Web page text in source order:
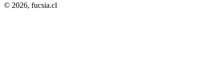
© 2026, fucsia.cl